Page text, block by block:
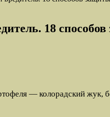
18
— колорадский жук,